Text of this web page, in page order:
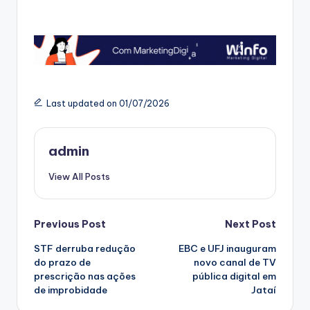
Last updated on 01/07/2026
admin
View All Posts
Post
navigation
Previous Post
STF derruba redução
do prazo de
prescrição nas ações
de improbidade
Next Post
EBC e UFJ inauguram
novo canal de TV
pública digital em
Jataí